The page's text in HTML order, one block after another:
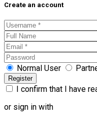
Create an account
Normal User
I confirm that I have
or sign in with